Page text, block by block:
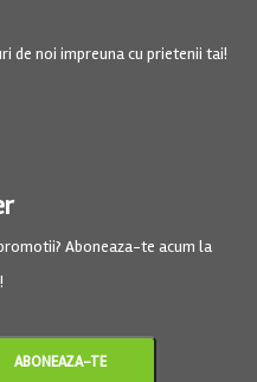
de noi impreuna cu prietenii tai!
Aboneaza-te acum la